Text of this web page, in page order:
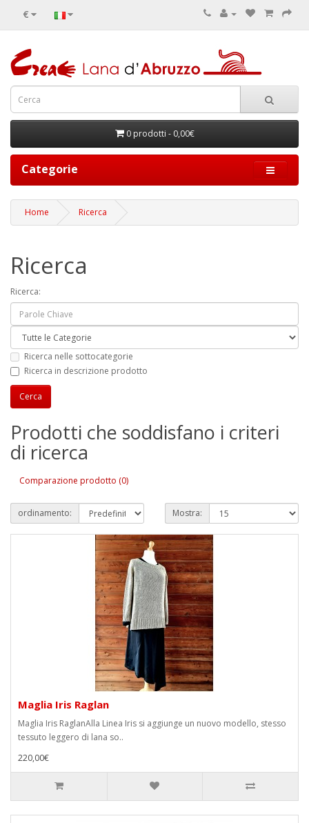
€
0 prodotti - 0,00€
Categorie
Home Ricerca
Ricerca
Ricerca:
Ricerca nelle sottocategorie
Ricerca in descrizione prodotto
Prodotti che soddisfano i criteri
di ricerca
Comparazione prodotto (0)
ordinamento: Mostra:
Maglia Iris Raglan
Maglia Iris RaglanAlla Linea Iris si aggiunge un nuovo modello, stesso
tessuto leggero di lana so..
220,00€